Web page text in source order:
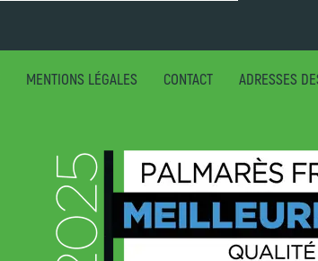
MENTIONS LÉGALES CONTACT ADRESSES